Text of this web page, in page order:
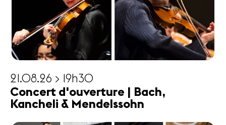
21.08.26 > 19h30
Concert d'ouverture | Bach,
Kancheli & Mendelssohn